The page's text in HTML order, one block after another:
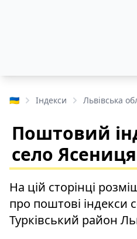
🇺🇦 Індекси Львівська
Поштовий
село Ясениця
На цій сторінці
про поштові індекси
Турківський район